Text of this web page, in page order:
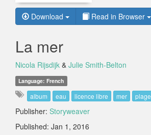
Download Read in Browser
La mer
Nicola Rijsdijk & Julie Smith-Belton
Language: French
album eau licence libre mer plage
Publisher: Storyweaver
Published: Jan 1, 2016